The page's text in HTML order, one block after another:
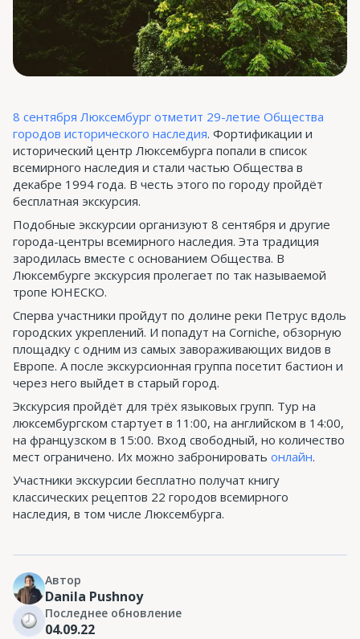
8 сентября Люксембург отметит 29-летие Общества
городов исторического наследия. Фортификации и
исторический центр Люксембурга попали в список
всемирного наследия и стали частью Общества в
декабре 1994 года. В честь этого по городу пройдёт
бесплатная экскурсия.
Подобные экскурсии организуют 8 сентября и другие
города-центры всемирного наследия. Эта традиция
зародилась вместе с основанием Общества. В
Люксембурге экскурсия пролегает по так называемой
тропе ЮНЕСКО.
Сперва участники пройдут по долине реки Петрус вдоль
городских укреплений. И попадут на Corniche, обзорную
площадку с одним из самых завораживающих видов в
Европе. А после экскурсионная группа посетит бастион и
через него выйдет в старый город.
Экскурсия пройдёт для трёх языковых групп. Тур на
люксембургском стартует в 11:00, на английском в 14:00,
на французском в 15:00. Вход свободный, но количество
мест ограничено. Их можно забронировать онлайн.
Участники экскурсии бесплатно получат книгу
классических рецептов 22 городов всемирного
наследия, в том числе Люксембурга.
Автор
Danila Pushnoy
Последнее обновление
04.09.22